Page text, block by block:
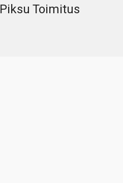
Piksu Toimitus